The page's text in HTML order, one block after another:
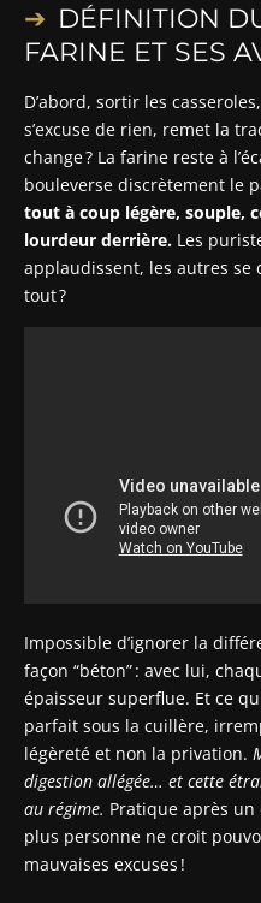
DÉFINITION
FARINE ET SES
D’abord, sortir les
s’excuse de rien, remet la
change ? La farine reste à
bouleverse discrètement le
tout à coup légère, souple,
lourdeur derrière. Les
applaudissent, les autres
tout ?
Impossible d’ignorer la
façon “béton” : avec lui,
épaisseur superflue. Et ce
parfait sous la cuillère,
légèreté et non la privation.
digestion allégée… et cette
au régime. Pratique après
plus personne ne croit
mauvaises excuses !